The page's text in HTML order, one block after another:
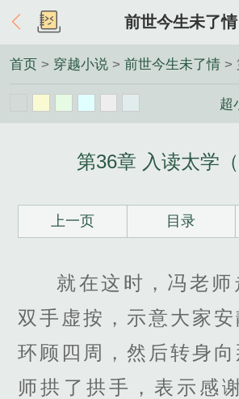
前世今生未了情
首页 > 穿越小说 > 前世今生未了情 >
超
第36章 入读太学（
上一页 目录
就在这时，冯老师
双手虚按，示意大家
环顾四周，然后转身
师拱了拱手，表示感